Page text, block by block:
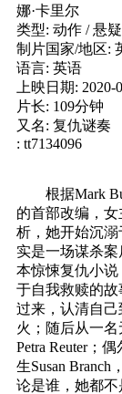
娜·卡里尔
类型: 动作 / 悬
制片国家/地区:
语言: 英语
上映日期:
片长: 109分钟
又名: 复仇谜奏
: tt7134096
根据Mark
的首部改编，女
析，她开始沉
实是一场谋杀
本惊悚复仇小
于自我救赎的
过来，认清自
火；随后从一
Petra Reuter；
生Susan Branch
论是谁，她都不